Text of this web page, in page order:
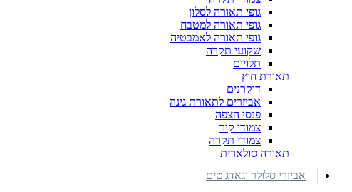
גופי תאורה לסלון
גופי תאורה למטבח
גופי תאורה לאמבטיה
שקועי תקרה
תלויים
תאורת חוץ
דוקרנים
אביזרים לתאורת גינה
פנסי הצפה
צמודי קיר
צמודי תקרה
תאורה סולארית
אביזרי סלולר וגאדג'טים